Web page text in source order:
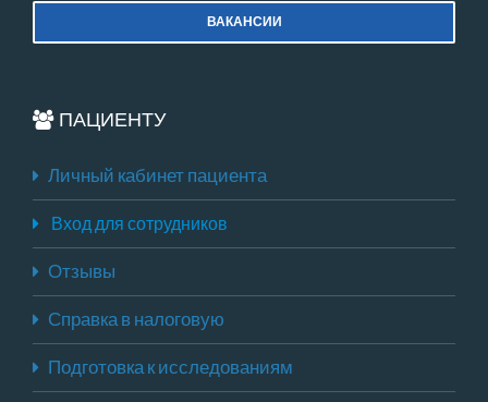
ВАКАНСИИ
ПАЦИЕНТУ
Личный кабинет пациента
Вход для сотрудников
Отзывы
Справка в налоговую
Подготовка к исследованиям